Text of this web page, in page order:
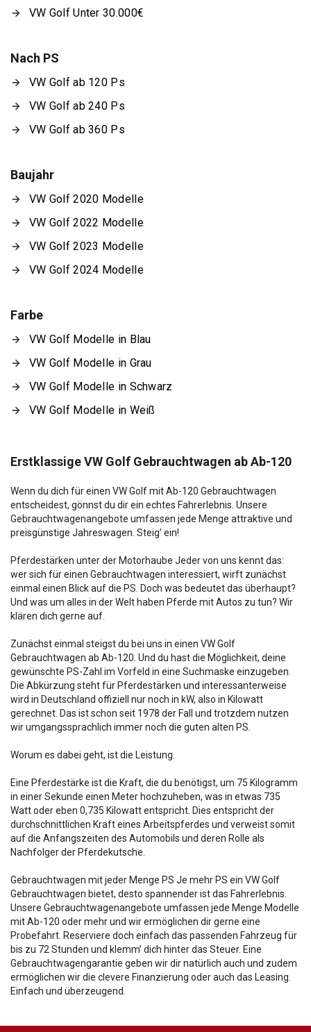
VW Golf Unter 30.000€
Nach PS
VW Golf ab 120 Ps
VW Golf ab 240 Ps
VW Golf ab 360 Ps
Baujahr
VW Golf 2020 Modelle
VW Golf 2022 Modelle
VW Golf 2023 Modelle
VW Golf 2024 Modelle
Farbe
VW Golf Modelle in Blau
VW Golf Modelle in Grau
VW Golf Modelle in Schwarz
VW Golf Modelle in Weiß
Erstklassige VW Golf Gebrauchtwagen ab Ab-120
Wenn du dich für einen VW Golf mit Ab-120 Gebrauchtwagen
entscheidest, gönnst du dir ein echtes Fahrerlebnis. Unsere
Gebrauchtwagenangebote umfassen jede Menge attraktive und
preisgünstige Jahreswagen. Steig’ ein!
Pferdestärken unter der Motorhaube Jeder von uns kennt das:
wer sich für einen Gebrauchtwagen interessiert, wirft zunächst
einmal einen Blick auf die PS. Doch was bedeutet das überhaupt?
Und was um alles in der Welt haben Pferde mit Autos zu tun? Wir
klären dich gerne auf.
Zunächst einmal steigst du bei uns in einen VW Golf
Gebrauchtwagen ab Ab-120. Und du hast die Möglichkeit, deine
gewünschte PS-Zahl im Vorfeld in eine Suchmaske einzugeben.
Die Abkürzung steht für Pferdestärken und interessanterweise
wird in Deutschland offiziell nur noch in kW, also in Kilowatt
gerechnet. Das ist schon seit 1978 der Fall und trotzdem nutzen
wir umgangssprachlich immer noch die guten alten PS.
Worum es dabei geht, ist die Leistung.
Eine Pferdestärke ist die Kraft, die du benötigst, um 75 Kilogramm
in einer Sekunde einen Meter hochzuheben, was in etwas 735
Watt oder eben 0,735 Kilowatt entspricht. Dies entspricht der
durchschnittlichen Kraft eines Arbeitspferdes und verweist somit
auf die Anfangszeiten des Automobils und deren Rolle als
Nachfolger der Pferdekutsche.
Gebrauchtwagen mit jeder Menge PS Je mehr PS ein VW Golf
Gebrauchtwagen bietet, desto spannender ist das Fahrerlebnis.
Unsere Gebrauchtwagenangebote umfassen jede Menge Modelle
mit Ab-120 oder mehr und wir ermöglichen dir gerne eine
Probefahrt. Reserviere doch einfach das passenden Fahrzeug für
bis zu 72 Stunden und klemm’ dich hinter das Steuer. Eine
Gebrauchtwagengarantie geben wir dir natürlich auch und zudem
ermöglichen wir die clevere Finanzierung oder auch das Leasing.
Einfach und überzeugend.